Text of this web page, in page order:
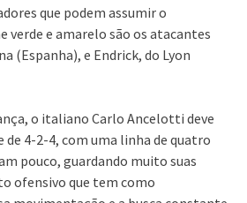
que podem assumir o
e amarelo são os atacantes
(Espanha), e Endrick, do Lyon
o italiano Carlo Ancelotti deve
4-2-4, com uma linha de quatro
pouco, guardando muito suas
ofensivo que tem como